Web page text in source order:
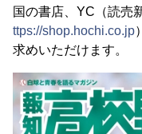
国の書店、YC（読売
ttps://shop.hochi.co.jp
求めいただけます。